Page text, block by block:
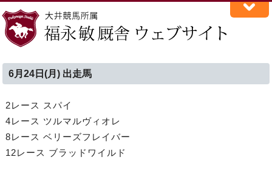
6月24日(月) 出走馬
2レース スパイ
4レース ツルマルヴィオレ
8レース ベリーズフレイバー
12レース ブラッドワイルド